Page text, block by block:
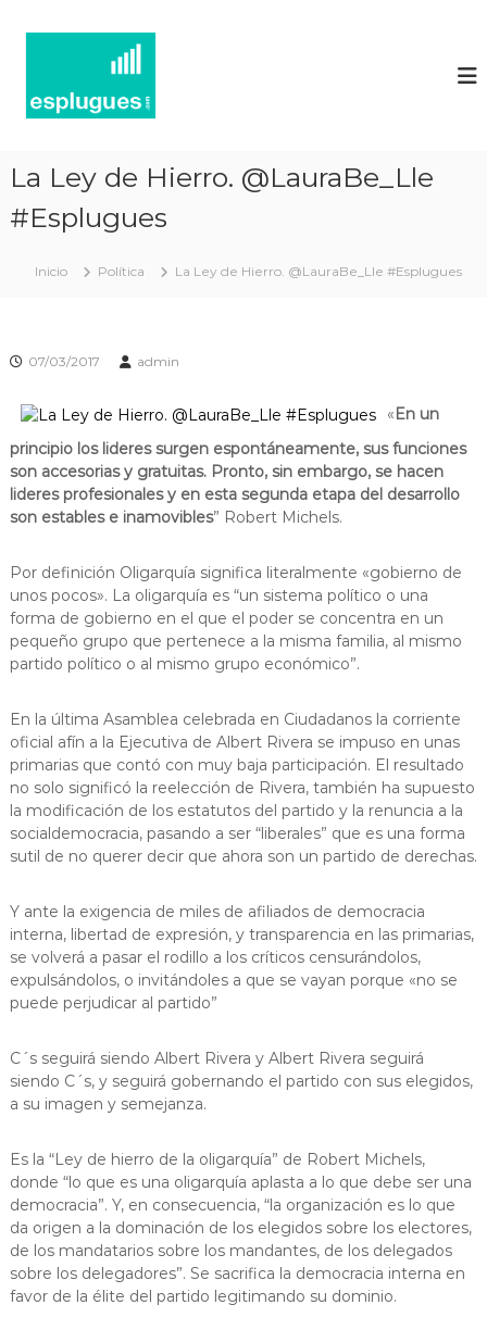
e
'
g
u
e
s
d
L
l
o
b
e
g
a
t
a
a
n
f
o
r
m
a
ó
d
'
E
s
u
g
e
s
d
e
L
b
r
e
a
t
La Ley de Hierro. @LauraBe_Lle
#Esplugues
Inicio Política La Ley de Hierro. @LauraBe_Lle #Esplugues
07/03/2017 admin
«En un
principio los lideres surgen espontáneamente, sus funciones
son accesorias y gratuitas. Pronto, sin embargo, se hacen
lideres profesionales y en esta segunda etapa del desarrollo
son estables e inamovibles” Robert Michels.
Por definición Oligarquía significa literalmente «gobierno de
unos pocos». La oligarquía es “un sistema político o una
forma de gobierno en el que el poder se concentra en un
pequeño grupo que pertenece a la misma familia, al mismo
partido político o al mismo grupo económico”.
En la última Asamblea celebrada en Ciudadanos la corriente
oficial afín a la Ejecutiva de Albert Rivera se impuso en unas
primarias que contó con muy baja participación. El resultado
no solo significó la reelección de Rivera, también ha supuesto
la modificación de los estatutos del partido y la renuncia a la
socialdemocracia, pasando a ser “liberales” que es una forma
sutil de no querer decir que ahora son un partido de derechas.
Y ante la exigencia de miles de afiliados de democracia
interna, libertad de expresión, y transparencia en las primarias,
se volverá a pasar el rodillo a los críticos censurándolos,
expulsándolos, o invitándoles a que se vayan porque «no se
puede perjudicar al partido”
C´s seguirá siendo Albert Rivera y Albert Rivera seguirá
siendo C´s, y seguirá gobernando el partido con sus elegidos,
a su imagen y semejanza.
Es la “Ley de hierro de la oligarquía” de Robert Michels,
donde “lo que es una oligarquía aplasta a lo que debe ser una
democracia”. Y, en consecuencia, “la organización es lo que
da origen a la dominación de los elegidos sobre los electores,
de los mandatarios sobre los mandantes, de los delegados
sobre los delegadores”. Se sacrifica la democracia interna en
favor de la élite del partido legitimando su dominio.